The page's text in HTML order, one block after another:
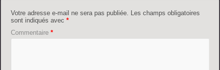
Votre adresse e-mail ne sera pas publiée. Les champs obligatoires
sont indiqués avec*
Commentaire*